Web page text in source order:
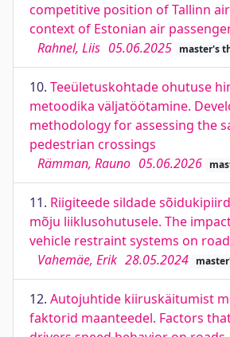
competitive position of Tallinn
context of Estonian air
Rahnel, Liis 05.06.2025 master's
10. Teeületuskohtade ohutuse
metoodika väljatöötamine.
methodology for assessing the
pedestrian crossings
Rämman, Rauno 05.06.2026
11. Riigiteede sildade
mõju liiklusohutusele. The
vehicle restraint systems on
Vahemäe, Erik 28.05.2024
12. Autojuhtide kiiruskäitumist
faktorid maanteedel. Factors